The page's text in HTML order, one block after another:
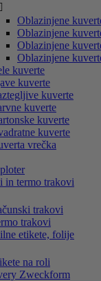
Oblazinjene
Oblazinjene
Oblazinjene
Oblazinjene
kuverte
kuverte
kuverte
kuverte
kuverte
kuverte
vrečka
in termo trakovi
trakovi
trakovi
etikete, folije
na roli
Zweckform